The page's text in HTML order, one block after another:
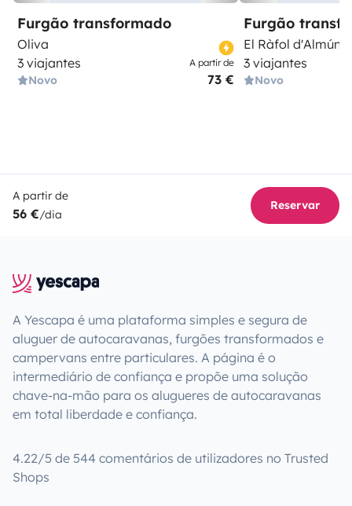
Furgão transformado
Oliva
3 viajantes
Novo
A partir de
73 €
Furgão
El Ràfol d'Almúnia
3 viajantes
Novo
A partir de
56 €/dia
Reservar
A Yescapa é uma plataforma simples e segura de
aluguer de autocaravanas, furgões transformados e
campervans entre particulares. A página é o
intermediário de confiança e propõe uma solução
chave-na-mão para os alugueres de autocaravanas
em total liberdade e confiança.
4.22/5 de 544 comentários de utilizadores no Trusted
Shops